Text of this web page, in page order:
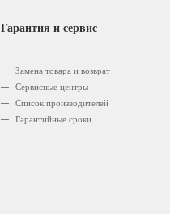
Гарантия и сервис
Замена товара и возврат
Сервисные центры
Список производителей
Гарантийные сроки